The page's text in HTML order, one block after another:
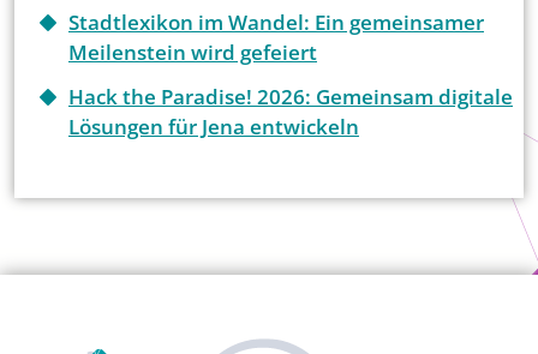
Stadtlexikon im Wandel: Ein gemeinsamer
Meilenstein wird gefeiert
Hack the Paradise! 2026: Gemeinsam digitale
Lösungen für Jena entwickeln